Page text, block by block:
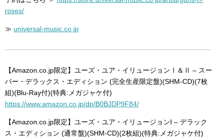
roses/
≫ universal-music.co.jp
【Amazon.co.jp限定】ユーズ・ユア・イリュージョンⅠ＆Ⅱ – スー
パー・デラックス・エディション (完全生産限定盤)(SHM-CD)(7枚
組)(Blu-Ray付)(特典:メガジャケ付)
https://www.amazon.co.jp/dp/B0BJDP9F84/
【Amazon.co.jp限定】ユーズ・ユア・イリュージョンI – デラック
ス・エディション (通常盤)(SHM-CD)(2枚組)(特典:メガジャケ付)